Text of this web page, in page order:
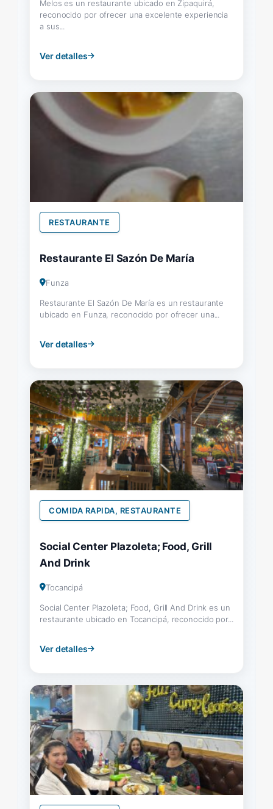
Melos es un restaurante ubicado en Zipaquirá,
reconocido por ofrecer una excelente experiencia
a sus...
Ver detalles
RESTAURANTE
Restaurante El Sazón De María
Funza
Restaurante El Sazón De María es un restaurante
ubicado en Funza, reconocido por ofrecer una...
Ver detalles
COMIDA RAPIDA, RESTAURANTE
Social Center Plazoleta; Food, Grill
And Drink
Tocancipá
Social Center Plazoleta; Food, Grill And Drink es un
restaurante ubicado en Tocancipá, reconocido por...
Ver detalles